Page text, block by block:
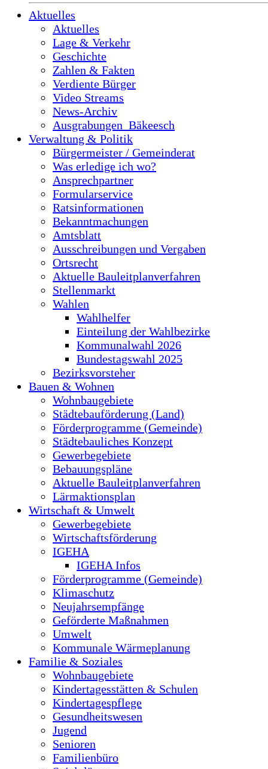
Aktuelles
Aktuelles
Lage & Verkehr
Geschichte
Zahlen & Fakten
Verdiente Bürger
Video Streams
News-Archiv
Ausgrabungen_Bäkeesch
Verwaltung & Politik
Bürgermeister / Gemeinderat
Was erledige ich wo?
Ansprechpartner
Formularservice
Ratsinformationen
Bekanntmachungen
Amtsblatt
Ausschreibungen und Vergaben
Ortsrecht
Aktuelle Bauleitplanverfahren
Stellenmarkt
Wahlen
Wahlhelfer
Einteilung der Wahlbezirke
Kommunalwahl 2026
Bundestagswahl 2025
Bezirksvorsteher
Bauen & Wohnen
Wohnbaugebiete
Städtebauförderung (Land)
Förderprogramme (Gemeinde)
Städtebauliches Konzept
Gewerbegebiete
Bebauungspläne
Aktuelle Bauleitplanverfahren
Lärmaktionsplan
Wirtschaft & Umwelt
Gewerbegebiete
Wirtschaftsförderung
IGEHA
IGEHA Infos
Förderprogramme (Gemeinde)
Klimaschutz
Neujahrsempfänge
Geförderte Maßnahmen
Umwelt
Kommunale Wärmeplanung
Familie & Soziales
Wohnbaugebiete
Kindertagesstätten & Schulen
Kindertagespflege
Gesundheitswesen
Jugend
Senioren
Familienbüro